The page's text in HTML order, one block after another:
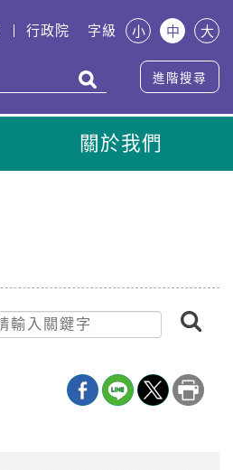
行政院 字級 小 中 大
進階搜尋
關於我們
搜
尋